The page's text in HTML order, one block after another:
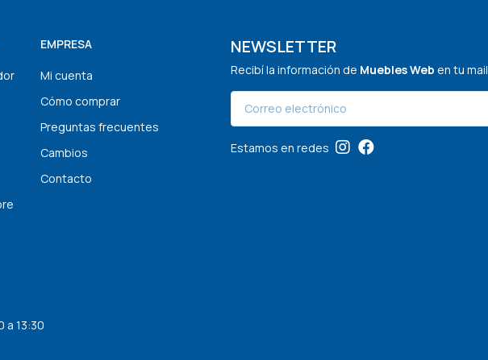
EMPRESA
Mi cuenta
Cómo comprar
Preguntas frecuentes
Cambios
Contacto
NEWSLETTER
Recibí la información de Muebles Web en tu mail
Estamos en redes
a 13:30